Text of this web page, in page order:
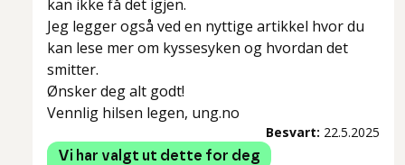
kan ikke få det igjen.
Jeg legger også ved en nyttige artikkel hvor du
kan lese mer om kyssesyken og hvordan det
smitter.
Ønsker deg alt godt!
Vennlig hilsen legen, ung.no
Besvart: 22.5.2025
Vi har valgt ut dette for deg